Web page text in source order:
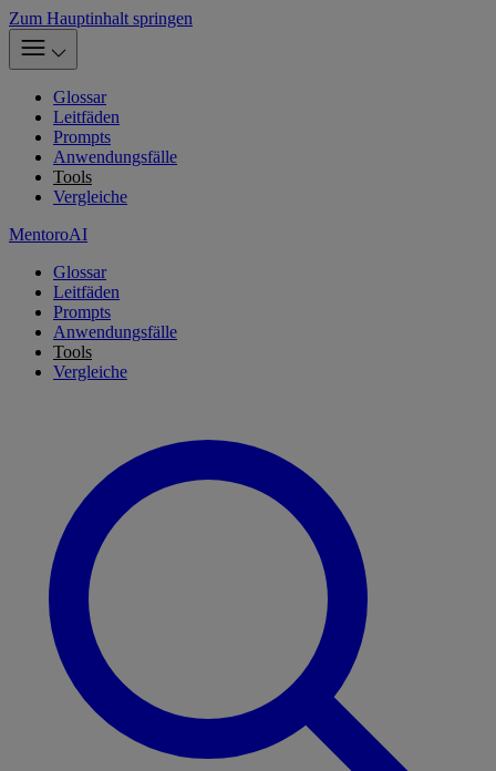
Zum Hauptinhalt springen
Glossar
Leitfäden
Prompts
Anwendungsfälle
Tools
Vergleiche
MentoroAI
Glossar
Leitfäden
Prompts
Anwendungsfälle
Tools
Vergleiche